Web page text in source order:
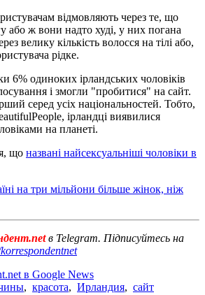
відмовляють через те, що
або ж вони надто худі, у них погана
велику кількість волосся на тілі або,
рідке.
6% одиноких ірландських чоловіків
і змогли "пробитися" на сайт.
серед усіх національностей. Тобто,
ірландці виявилися
на планеті.
що названі найсексуальніші чоловіки в
на три мільйони більше жінок, ніж
в Telegram. Підписуйтесь на
в Google News
, красота, Ирландия, сайт